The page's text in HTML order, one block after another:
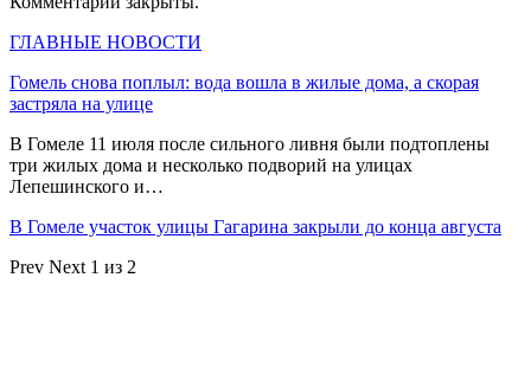
ГЛАВНЫЕ НОВОСТИ
Гомель снова поплыл: вода вошла в жилые дома, а скорая
застряла на улице
В Гомеле 11 июля после сильного ливня были подтоплены
три жилых дома и несколько подворий на улицах
Лепешинского и…
В Гомеле участок улицы Гагарина закрыли до конца августа
Prev Next 1 из 2